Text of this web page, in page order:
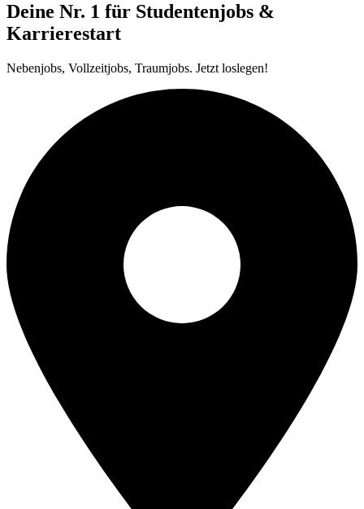
Deine Nr. 1 für Studentenjobs &
Karrierestart
Nebenjobs, Vollzeitjobs, Traumjobs. Jetzt loslegen!